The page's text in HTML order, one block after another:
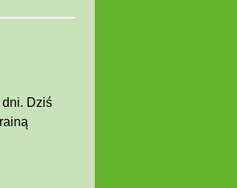
Dziś